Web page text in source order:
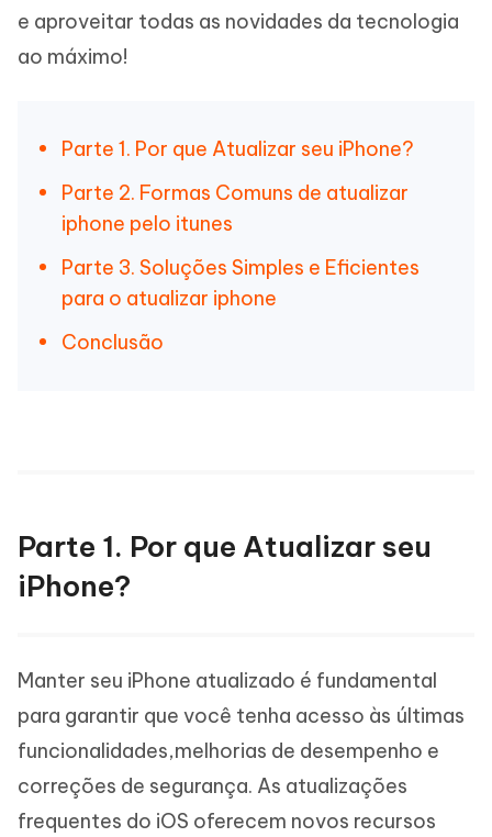
e aproveitar todas as novidades da tecnologia
ao máximo!
Parte 1. Por que Atualizar seu iPhone?
Parte 2. Formas Comuns de atualizar
iphone pelo itunes
Parte 3. Soluções Simples e Eficientes
para o atualizar iphone
Conclusão
Parte 1. Por que Atualizar seu
iPhone?
Manter seu iPhone atualizado é fundamental
para garantir que você tenha acesso às últimas
funcionalidades,melhorias de desempenho e
correções de segurança. As atualizações
frequentes do iOS oferecem novos recursos